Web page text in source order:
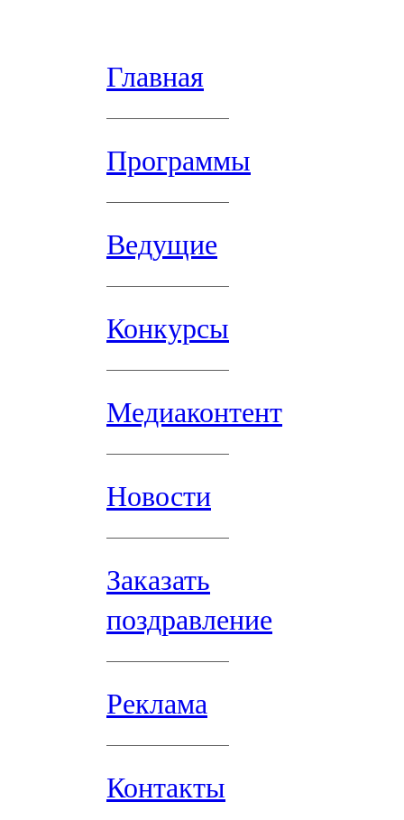
Главная
Программы
Ведущие
Конкурсы
Медиаконтент
Новости
Заказать
поздравление
Реклама
Контакты